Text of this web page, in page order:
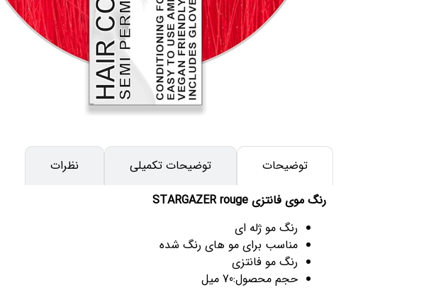
توضیحات توضیحات تکمیلی
نظرات
رنگ موی فانتزی STARGAZER rouge
رنگ مو ژله ای
مناسب برای مو های رنگ شده
رنگ مو فانتزی
حجم محصول:70 میل